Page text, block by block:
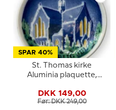
SPAR 40%
St. Thomas kirke
Aluminia plaquette,
DKK 149,00
Før: DKK 249,00